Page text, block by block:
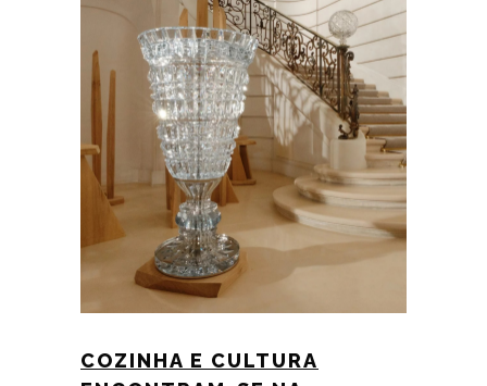
COZINHA E CULTURA